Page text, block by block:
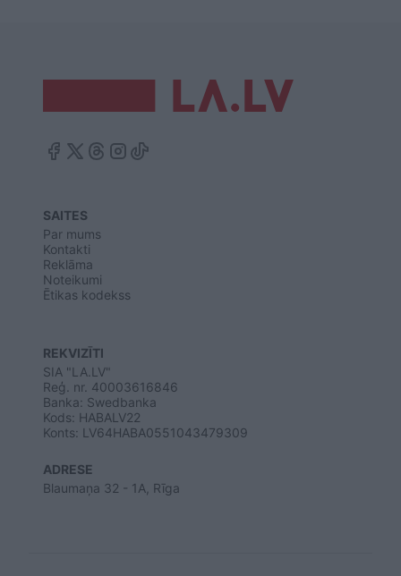
SAITES
Par mums
Kontakti
Reklāma
Noteikumi
Ētikas kodekss
REKVIZĪTI
SIA "LA.LV"
Reģ. nr. 40003616846
Banka: Swedbanka
Kods: HABALV22
Konts: LV64HABA0551043479309
ADRESE
Blaumaņa 32 - 1A, Rīga